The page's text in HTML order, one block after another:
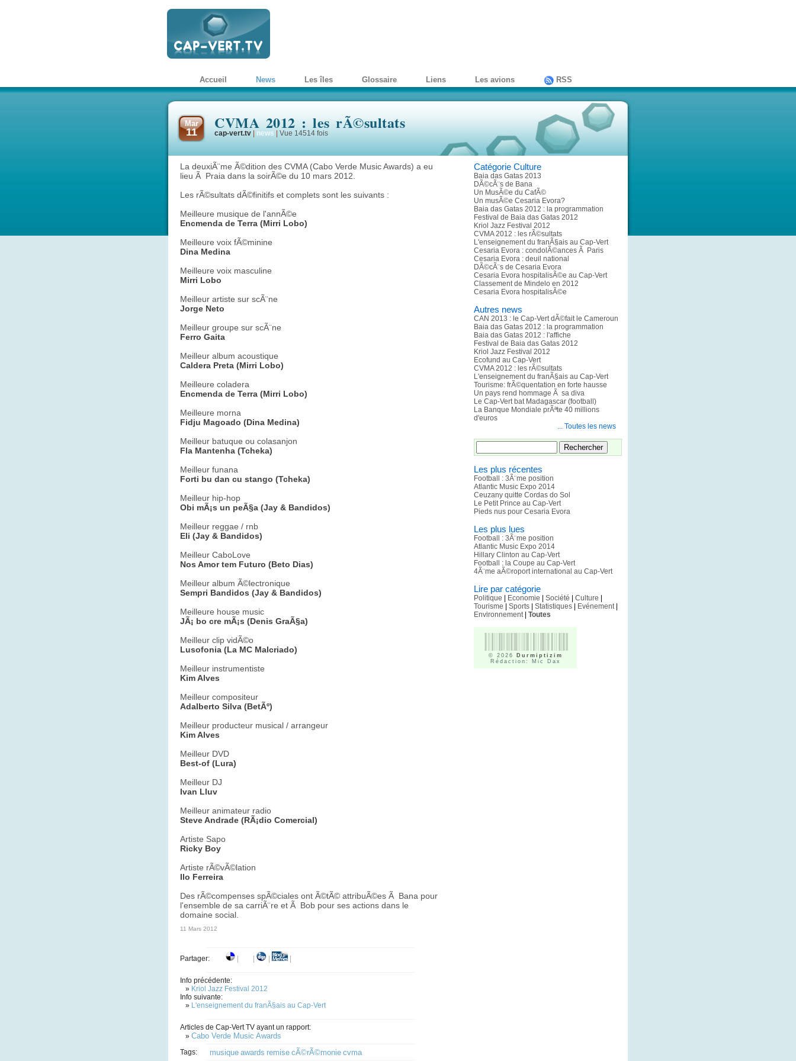
Accueil News Les îles Glossaire Liens Les avions RSS
Mar
11 CVMA 2012 : les rÃ©sultats
cap-vert.tv news Vue 14514 fois
Catégorie Culture
Baia das Gatas 2013
DÃ©cÃ¨s de Bana
Un MusÃ©e du CafÃ©
Un musÃ©e Cesaria Evora?
Baia das Gatas 2012 : la programmation
Festival de Baia das Gatas 2012
Kriol Jazz Festival 2012
CVMA 2012 : les rÃ©sultats
L'enseignement du franÃ§ais au Cap-Vert
Cesaria Evora : condolÃ©ances Ã Paris
Cesaria Evora : deuil national
DÃ©cÃ¨s de Cesaria Evora
Cesaria Evora hospitalisÃ©e au Cap-Vert
Classement de Mindelo en 2012
Cesaria Evora hospitalisÃ©e
Autres news
CAN 2013 : le Cap-Vert dÃ©fait le Cameroun
Baia das Gatas 2012 : la programmation
Baia das Gatas 2012 : l'affiche
Festival de Baia das Gatas 2012
Kriol Jazz Festival 2012
Ecofund au Cap-Vert
CVMA 2012 : les rÃ©sultats
L'enseignement du franÃ§ais au Cap-Vert
Tourisme: frÃ©quentation en forte hausse
Un pays rend hommage Ã sa diva
Le Cap-Vert bat Madagascar (football)
La Banque Mondiale prÃªte 40 millions
d'euros
... Toutes les news
Les plus récentes
Football : 3Ã¨me position
Atlantic Music Expo 2014
Ceuzany quitte Cordas do Sol
Le Petit Prince au Cap-Vert
Pieds nus pour Cesaria Evora
Les plus lues
Football : 3Ã¨me position
Atlantic Music Expo 2014
Hillary Clinton au Cap-Vert
Football : la Coupe au Cap-Vert
4Ã¨me aÃ©roport international au Cap-Vert
Lire par catégorie
Politique Economie Société Culture
Tourisme
Sports Statistiques Evénement|
Environnement| Toutes
© 2026
Durmiptizim
Rédaction: Mic Dax
La deuxiÃ¨me Ã©dition des CVMA (Cabo Verde Music Awards) a eu
lieu Ã Praia dans la soirÃ©e du 10 mars 2012.
Les rÃ©sultats dÃ©finitifs et complets sont les suivants :
Meilleure musique de l'annÃ©e
Encmenda de Terra (Mirri Lobo)
Meilleure voix fÃ©minine
Dina Medina
Meilleure voix masculine
Mirri Lobo
Meilleur artiste sur scÃ¨ne
Jorge Neto
Meilleur groupe sur scÃ¨ne
Ferro Gaita
Meilleur album acoustique
Caldera Preta (Mirri Lobo)
Meilleure coladera
Encmenda de Terra (Mirri Lobo)
Meilleure morna
Fidju Magoado (Dina Medina)
Meilleur batuque ou colasanjon
Fla Mantenha (Tcheka)
Meilleur funana
Forti bu dan cu stango (Tcheka)
Meilleur hip-hop
Obi mÃ¡s un peÃ§a (Jay & Bandidos)
Meilleur reggae / rnb
Eli (Jay & Bandidos)
Meilleur CaboLove
Nos Amor tem Futuro (Beto Dias)
Meilleur album Ã©lectronique
Sempri Bandidos (Jay & Bandidos)
Meilleure house music
JÃ¡ bo cre mÃ¡s (Denis GraÃ§a)
Meilleur clip vidÃ©o
Lusofonia (La MC Malcriado)
Meilleur instrumentiste
Kim Alves
Meilleur compositeur
Adalberto Silva (BetÃº)
Meilleur producteur musical / arrangeur
Kim Alves
Meilleur DVD
Best-of (Lura)
Meilleur DJ
Ivan Lluv
Meilleur animateur radio
Steve Andrade (RÃ¡dio Comercial)
Artiste Sapo
Ricky Boy
Artiste rÃ©vÃ©lation
Ilo Ferreira
Des rÃ©compenses spÃ©ciales ont Ã©tÃ© attribuÃ©es Ã Bana pour
l'ensemble de sa carriÃ¨re et Ã Bob pour ses actions dans le
domaine social.
11 Mars 2012
Partager:
Info précédente:
» Kriol Jazz Festival 2012
Info suivante:
» L'enseignement du franÃ§ais au Cap-Vert
Articles de Cap-Vert TV ayant un rapport:
» Cabo Verde Music Awards
Tags: musique awards remise cÃ©rÃ©monie cvma